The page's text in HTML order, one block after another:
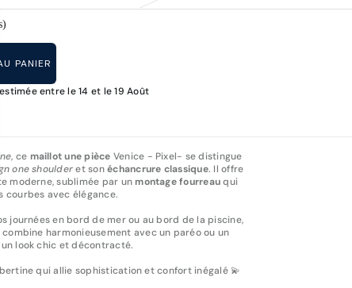
PANIER
entre le 14 et le 19 Août
, ce maillot une pièce Venice - Pixel- se distingue
one shoulderet sonéchancrure classique. Il offre
moderne, sublimée par unmontage fourreauqui
courbes avec élégance.
journées en bord de mer ou au bord de la piscine,
harmonieusement avec un paréo ou un
look chic et décontracté.
qui allie sophistication et confort inégalé 💫